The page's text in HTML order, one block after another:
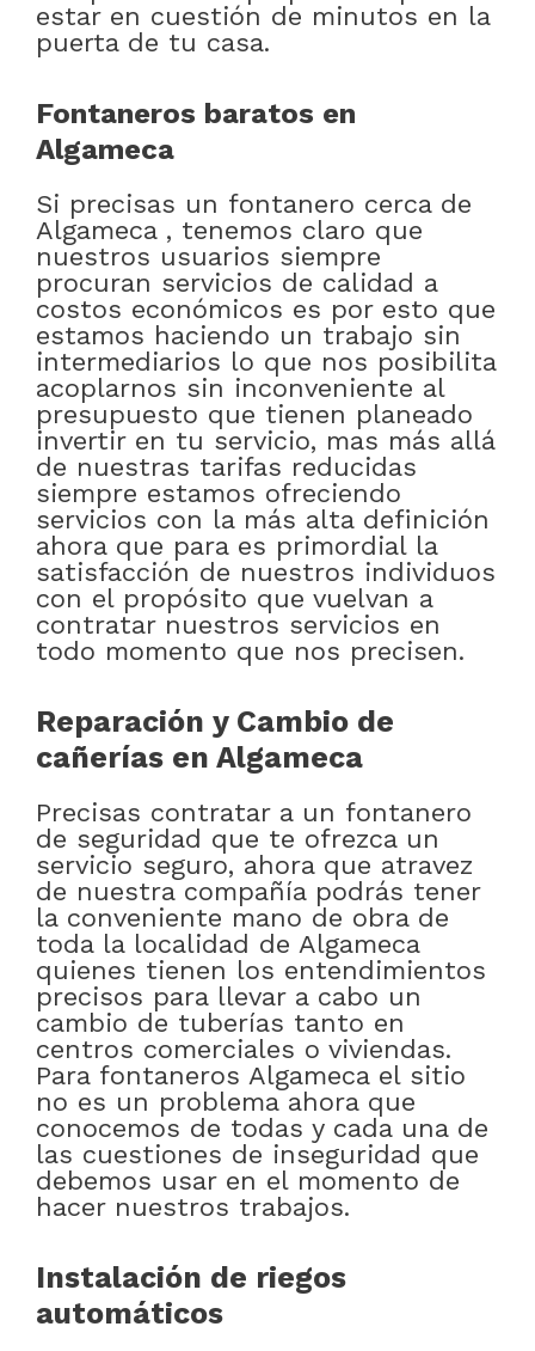
estar en cuestión de minutos en la
puerta de tu casa.
Fontaneros baratos en
Algameca
Si precisas un fontanero cerca de
Algameca , tenemos claro que
nuestros usuarios siempre
procuran servicios de calidad a
costos económicos es por esto que
estamos haciendo un trabajo sin
intermediarios lo que nos posibilita
acoplarnos sin inconveniente al
presupuesto que tienen planeado
invertir en tu servicio, mas más allá
de nuestras tarifas reducidas
siempre estamos ofreciendo
servicios con la más alta definición
ahora que para es primordial la
satisfacción de nuestros individuos
con el propósito que vuelvan a
contratar nuestros servicios en
todo momento que nos precisen.
Reparación y Cambio de
cañerías en Algameca
Precisas contratar a un fontanero
de seguridad que te ofrezca un
servicio seguro, ahora que atravez
de nuestra compañía podrás tener
la conveniente mano de obra de
toda la localidad de Algameca
quienes tienen los entendimientos
precisos para llevar a cabo un
cambio de tuberías tanto en
centros comerciales o viviendas.
Para fontaneros Algameca el sitio
no es un problema ahora que
conocemos de todas y cada una de
las cuestiones de inseguridad que
debemos usar en el momento de
hacer nuestros trabajos.
Instalación de riegos
automáticos